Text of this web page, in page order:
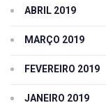
ABRIL 2019
MARÇO 2019
FEVEREIRO 2019
JANEIRO 2019